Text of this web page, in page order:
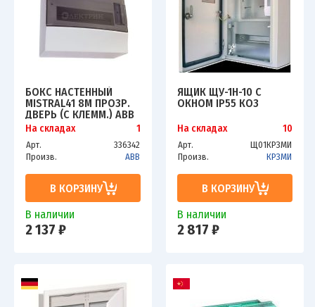
БОКС НАСТЕННЫЙ
MISTRAL41 8М ПРОЗР.
ДВЕРЬ (С КЛЕММ.) ABB
1SPE007717F9991
На складах 1
Арт.
336342
Произв.
ABB
В КОРЗИНУ
В наличии
2 137 ₽
ЯЩИК ЩУ-1Н-10 С
ОКНОМ IP55 КОЗ
На складах 10
Арт.
Щ01КРЗМИ
Произв.
КРЗМИ
В КОРЗИНУ
В наличии
2 817 ₽